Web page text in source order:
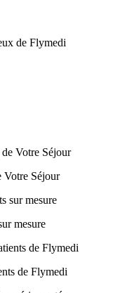
de Flymedi
Votre Séjour
mesure
de Flymedi